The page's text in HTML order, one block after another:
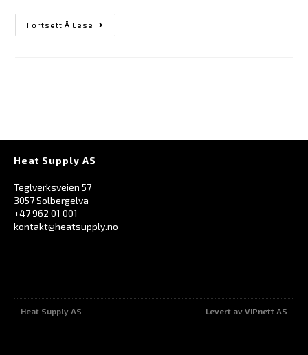
Fortsett Å Lese
Heat Supply AS
Teglverksveien 57
3057 Solbergelva
+47 962 01 001
kontakt@heatsupply.no
Heat Supply AS Levert av VIPnett AS